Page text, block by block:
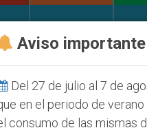
2027
Aviso importante
Del 27 de julio al 7 de
en el periodo de
consumo de las mismas